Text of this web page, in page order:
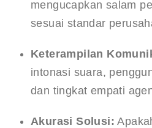
mengucapkan salam
sesuai standar
Keterampilan
intonasi suara,
dan tingkat empati
Akurasi Solusi: